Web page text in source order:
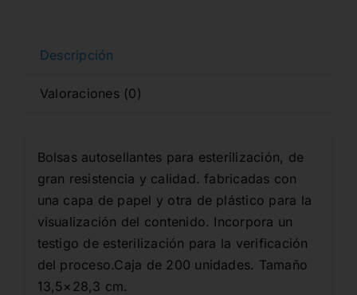
Descripción
Valoraciones (0)
Bolsas autosellantes para esterilización, de
gran resistencia y calidad. fabricadas con
una capa de papel y otra de plástico para la
visualización del contenido. Incorpora un
testigo de esterilización para la verificación
del proceso.Caja de 200 unidades. Tamaño
13,5×28,3 cm.